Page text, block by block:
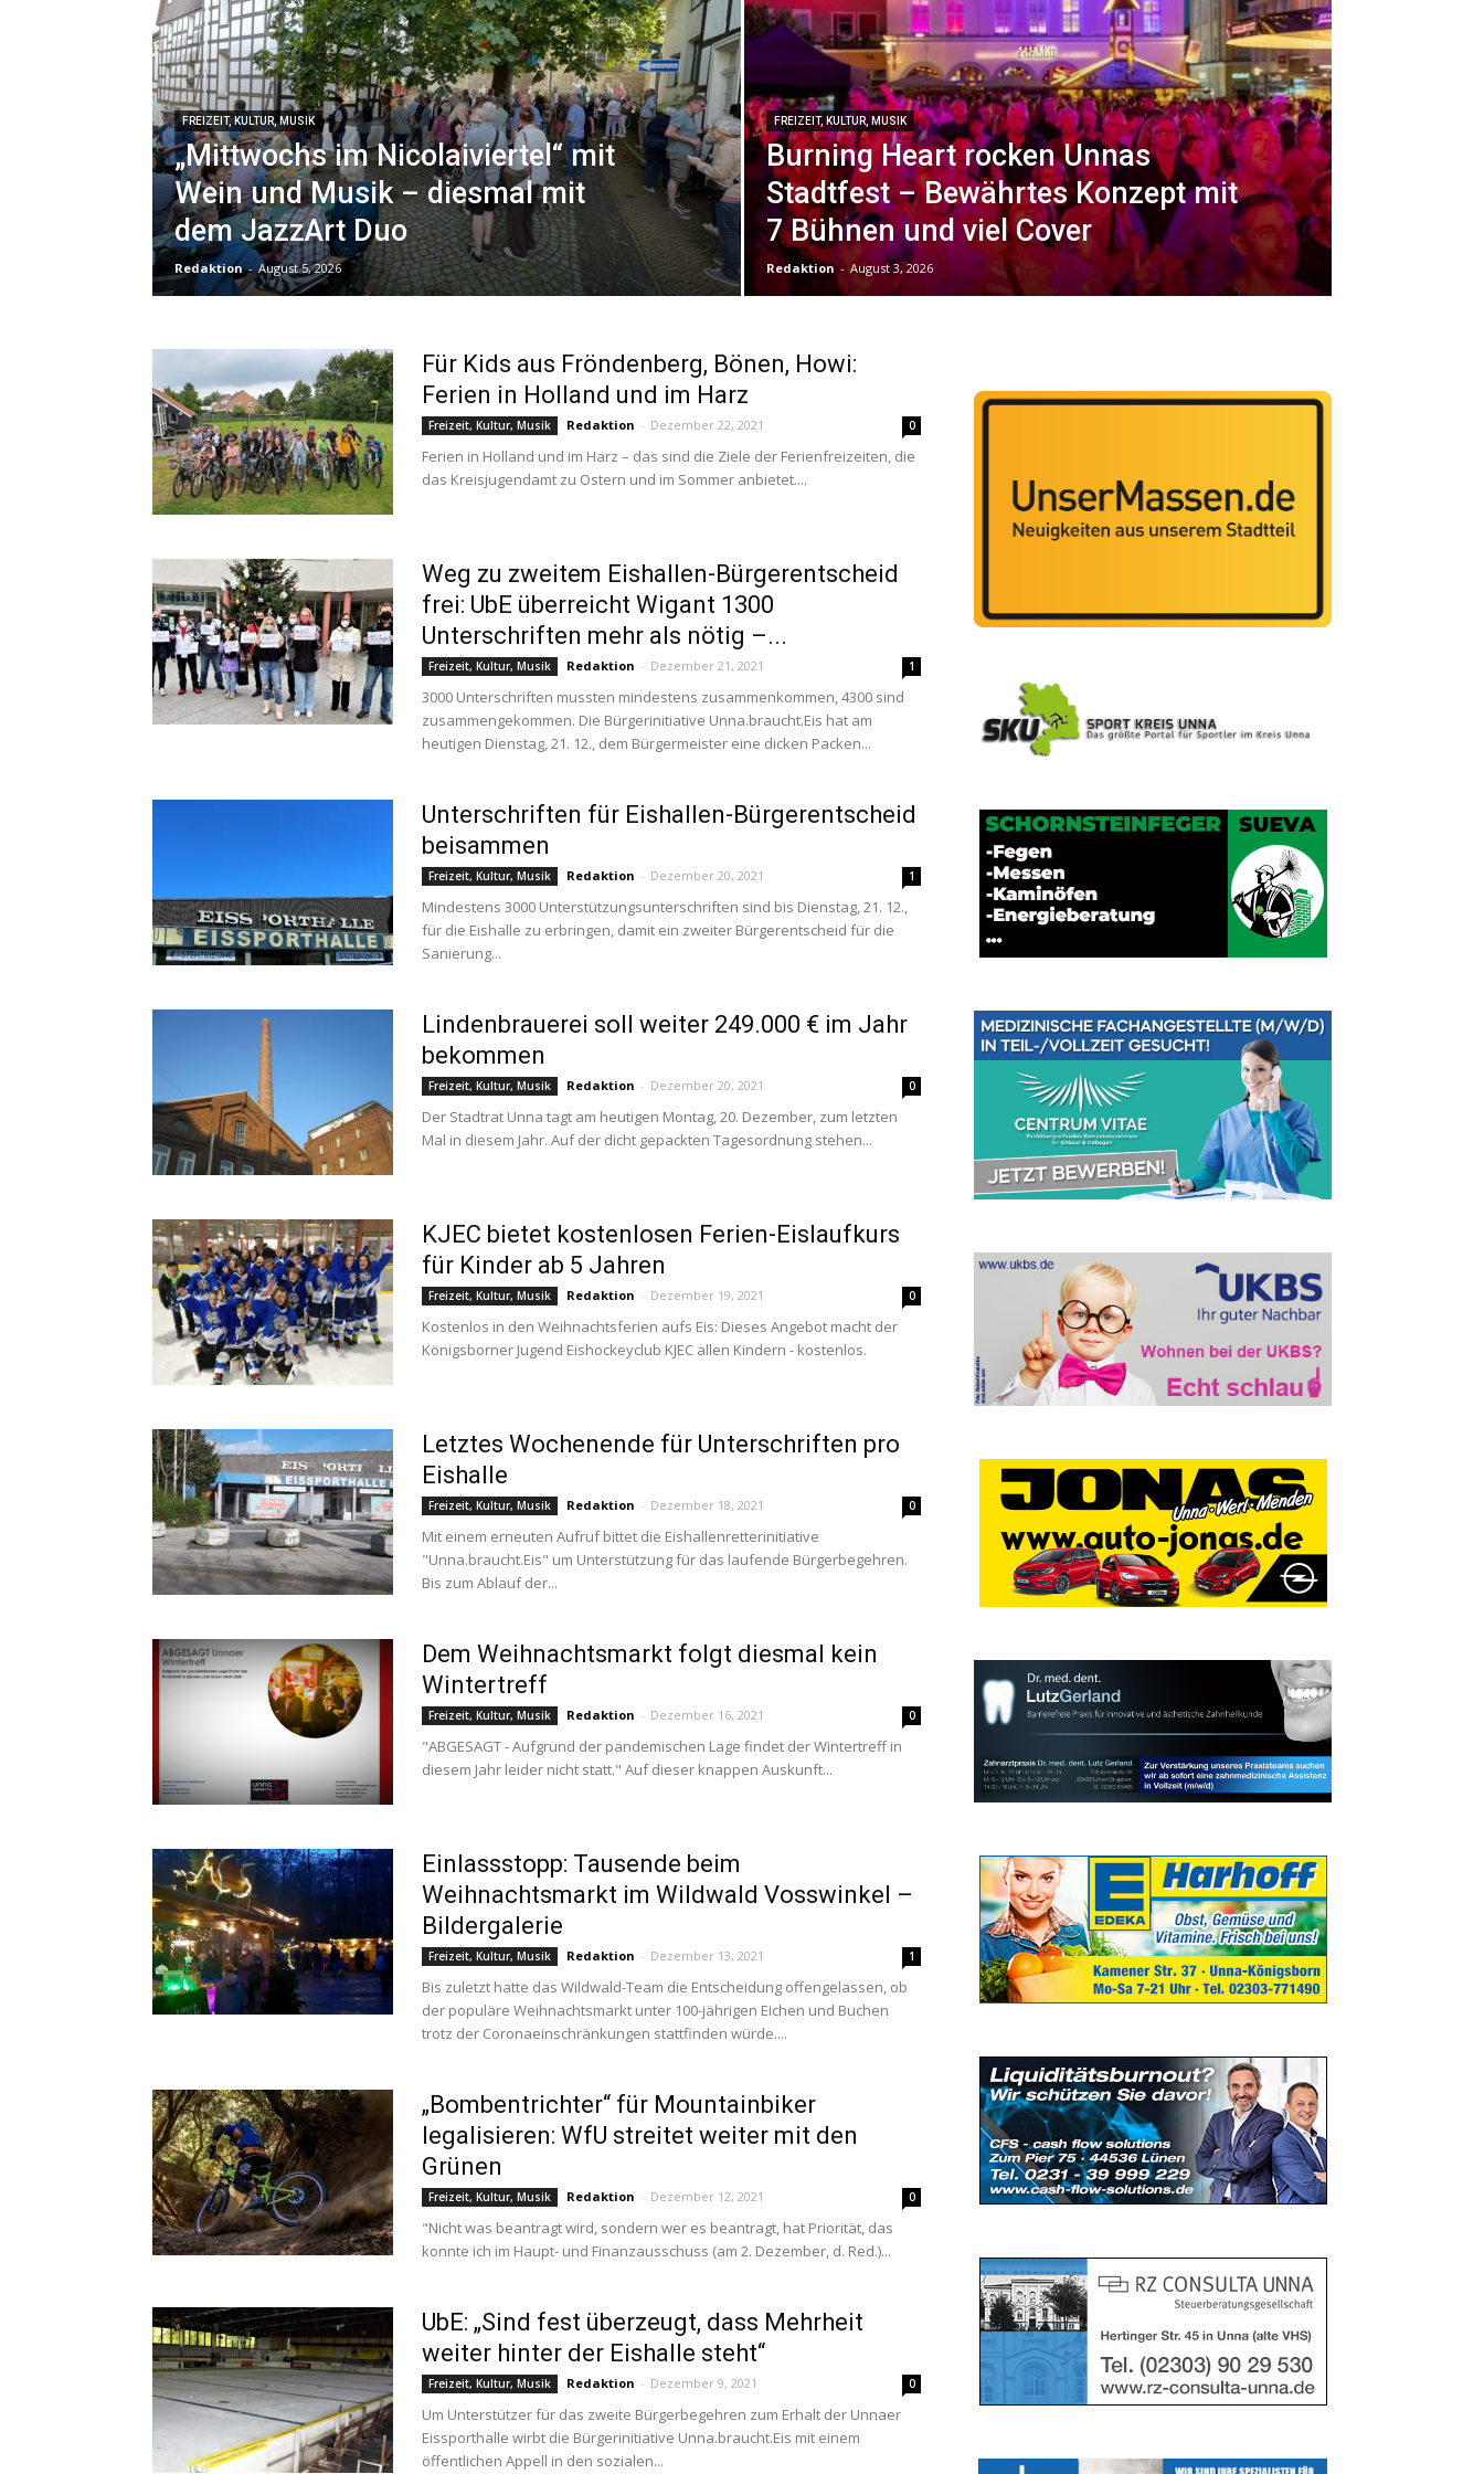
FREIZEIT, KULTUR, MUSIK
„Mittwochs im Nicolaiviertel“ mit
Wein und Musik – diesmal mit
dem JazzArt Duo
Redaktion - August 5, 2026
FREIZEIT, KULTUR, MUSIK
Burning Heart rocken Unnas
Stadtfest – Bewährtes Konzept mit
7 Bühnen und viel Cover
Redaktion - August 3, 2026
Für Kids aus Fröndenberg, Bönen, Howi:
Ferien in Holland und im Harz
Freizeit, Kultur, Musik Redaktion - Dezember 22, 2021 0
Ferien in Holland und im Harz – das sind die Ziele der Ferienfreizeiten, die
das Kreisjugendamt zu Ostern und im Sommer anbietet....
Weg zu zweitem Eishallen-Bürgerentscheid
frei: UbE überreicht Wigant 1300
Unterschriften mehr als nötig –...
Freizeit, Kultur, Musik Redaktion - Dezember 21, 2021 1
3000 Unterschriften mussten mindestens zusammenkommen, 4300 sind
zusammengekommen. Die Bürgerinitiative Unna.braucht.Eis hat am
heutigen Dienstag, 21. 12., dem Bürgermeister eine dicken Packen...
Unterschriften für Eishallen-Bürgerentscheid
beisammen
Freizeit, Kultur, Musik Redaktion - Dezember 20, 2021 1
Mindestens 3000 Unterstützungsunterschriften sind bis Dienstag, 21. 12.,
für die Eishalle zu erbringen, damit ein zweiter Bürgerentscheid für die
Sanierung...
Lindenbrauerei soll weiter 249.000 € im Jahr
bekommen
Freizeit, Kultur, Musik Redaktion - Dezember 20, 2021 0
Der Stadtrat Unna tagt am heutigen Montag, 20. Dezember, zum letzten
Mal in diesem Jahr. Auf der dicht gepackten Tagesordnung stehen...
KJEC bietet kostenlosen Ferien-Eislaufkurs
für Kinder ab 5 Jahren
Freizeit, Kultur, Musik Redaktion - Dezember 19, 2021 0
Kostenlos in den Weihnachtsferien aufs Eis: Dieses Angebot macht der
Königsborner Jugend Eishockeyclub KJEC allen Kindern - kostenlos.
Letztes Wochenende für Unterschriften pro
Eishalle
Freizeit, Kultur, Musik Redaktion - Dezember 18, 2021 0
Mit einem erneuten Aufruf bittet die Eishallenretterinitiative
"Unna.braucht.Eis" um Unterstützung für das laufende Bürgerbegehren.
Bis zum Ablauf der...
Dem Weihnachtsmarkt folgt diesmal kein
Wintertreff
Freizeit, Kultur, Musik Redaktion - Dezember 16, 2021 0
"ABGESAGT - Aufgrund der pandemischen Lage findet der Wintertreff in
diesem Jahr leider nicht statt." Auf dieser knappen Auskunft...
Einlassstopp: Tausende beim
Weihnachtsmarkt im Wildwald Vosswinkel –
Bildergalerie
Freizeit, Kultur, Musik Redaktion - Dezember 13, 2021 1
Bis zuletzt hatte das Wildwald-Team die Entscheidung offengelassen, ob
der populäre Weihnachtsmarkt unter 100-jährigen Eichen und Buchen
trotz der Coronaeinschränkungen stattfinden würde....
„Bombentrichter“ für Mountainbiker
legalisieren: WfU streitet weiter mit den
Grünen
Freizeit, Kultur, Musik Redaktion - Dezember 12, 2021 0
"Nicht was beantragt wird, sondern wer es beantragt, hat Priorität, das
konnte ich im Haupt- und Finanzausschuss (am 2. Dezember, d. Red.)...
UbE: „Sind fest überzeugt, dass Mehrheit
weiter hinter der Eishalle steht“
Freizeit, Kultur, Musik Redaktion - Dezember 9, 2021 0
Um Unterstützer für das zweite Bürgerbegehren zum Erhalt der Unnaer
Eissporthalle wirbt die Bürgerinitiative Unna.braucht.Eis mit einem
öffentlichen Appell in den sozialen...